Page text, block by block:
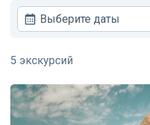
Выберите даты